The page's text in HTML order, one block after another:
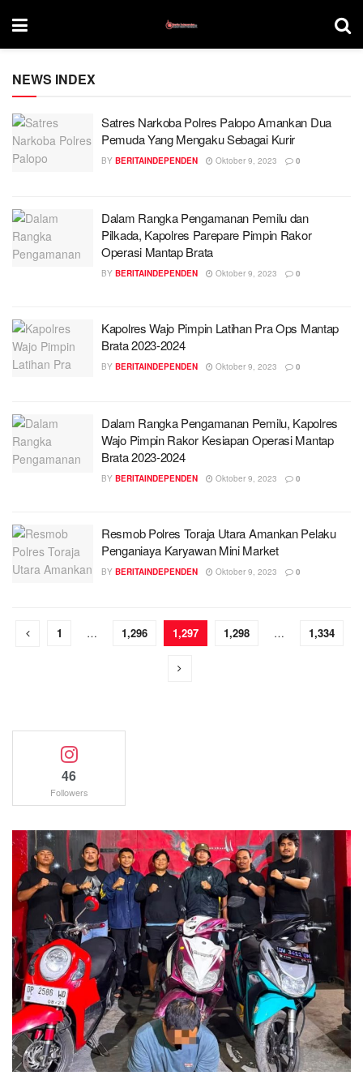
NEWS INDEX
Satres Narkoba Polres Palopo Amankan Dua
Pemuda Yang Mengaku Sebagai Kurir
BY BERITAINDEPENDEN Oktober 9, 2023 0
Dalam Rangka Pengamanan Pemilu dan
Pilkada, Kapolres Parepare Pimpin Rakor
Operasi Mantap Brata
BY BERITAINDEPENDEN Oktober 9, 2023 0
Kapolres Wajo Pimpin Latihan Pra Ops Mantap
Brata 2023-2024
BY BERITAINDEPENDEN Oktober 9, 2023 0
Dalam Rangka Pengamanan Pemilu, Kapolres
Wajo Pimpin Rakor Kesiapan Operasi Mantap
Brata 2023-2024
BY BERITAINDEPENDEN Oktober 9, 2023 0
Resmob Polres Toraja Utara Amankan Pelaku
Penganiaya Karyawan Mini Market
BY BERITAINDEPENDEN Oktober 9, 2023 0
1 … 1,296 1,297 1,298 … 1,334
46
Followers